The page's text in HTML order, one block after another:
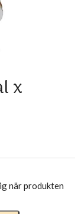
x
när produkten